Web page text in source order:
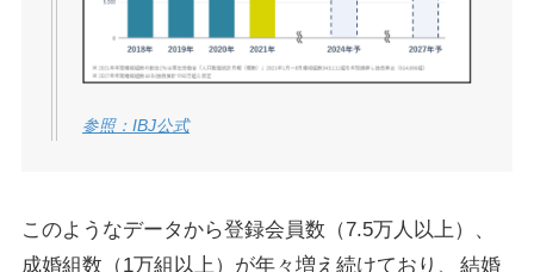
参照：IBJ公式
このようなデータから登録会員数（7.5万人以上）、
成婚組数（1万組以上）が年々増え続けており、
結婚